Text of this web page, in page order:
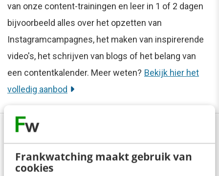
Frankwatching maakt gebruik van
cookies
van onze content-trainingen en leer in 1 of 2 dagen
bijvoorbeeld alles over het opzetten van
Instagramcampagnes, het maken van inspirerende
video's, het schrijven van blogs of het belang van
een contentkalender. Meer weten? Bekijk hier het
volledig aanbod
Anderen lezen ook